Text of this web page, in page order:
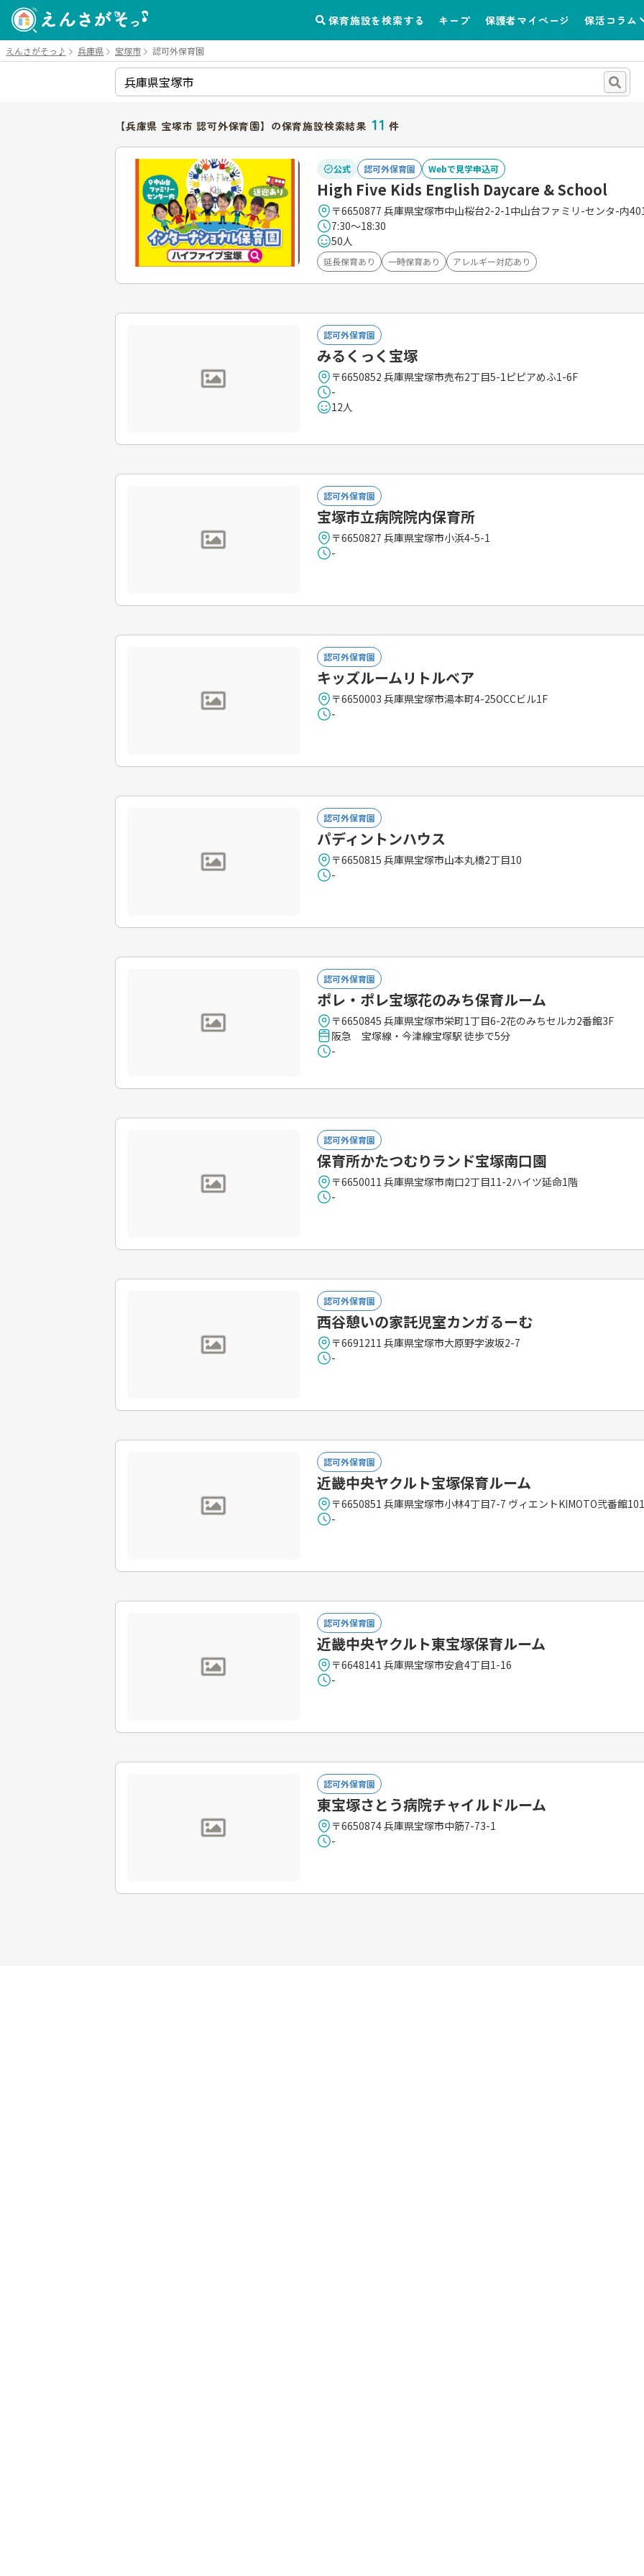
保育施設を検索する キープ 保護者マイページ 保活コラム
えんさがそっ♪ 兵庫県 宝塚市 認可外保育園
【兵庫県 宝塚市 認可外保育園】の保育施設検索結果 11 件
公式 認可外保育園 Webで見学申込可
High Five Kids English Daycare & School
〒6650877 兵庫県宝塚市中山桜台2-2-1中山台ファミリ-センタ-内
7:30～18:30
50人
延長保育あり 一時保育あり アレルギー対応あり
認可外保育園
みるくっく宝塚
〒6650852 兵庫県宝塚市売布2丁目5-1ピピアめふ1-6F
-
12人
認可外保育園
宝塚市立病院院内保育所
〒6650827 兵庫県宝塚市小浜4-5-1
-
認可外保育園
キッズルームリトルベア
〒6650003 兵庫県宝塚市湯本町4-25OCCビル1F
-
認可外保育園
パディントンハウス
〒6650815 兵庫県宝塚市山本丸橋2丁目10
-
認可外保育園
ポレ・ポレ宝塚花のみち保育ルーム
〒6650845 兵庫県宝塚市栄町1丁目6-2花のみちセルカ2番館3F
阪急 宝塚線・今津線宝塚駅 徒歩で5分
-
認可外保育園
保育所かたつむりランド宝塚南口園
〒6650011 兵庫県宝塚市南口2丁目11-2ハイツ延命1階
-
認可外保育園
西谷憩いの家託児室カンガるーむ
〒6691211 兵庫県宝塚市大原野字波坂2-7
-
認可外保育園
近畿中央ヤクルト宝塚保育ルーム
〒6650851 兵庫県宝塚市小林4丁目7-7 ヴィエントKIMOTO弐番館101
-
認可外保育園
近畿中央ヤクルト東宝塚保育ルーム
〒6648141 兵庫県宝塚市安倉4丁目1-16
-
認可外保育園
東宝塚さとう病院チャイルドルーム
〒6650874 兵庫県宝塚市中筋7-73-1
-